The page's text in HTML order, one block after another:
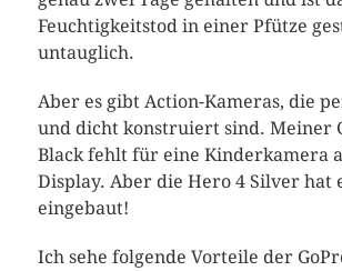
Feuchtigkeitstod in einer Pfütze
untauglich.
Aber es gibt Action-Kameras, die
und dicht konstruiert sind. Meiner
Black fehlt für eine Kinderkamera
Display. Aber die Hero 4 Silver hat
eingebaut!
Ich sehe folgende Vorteile der